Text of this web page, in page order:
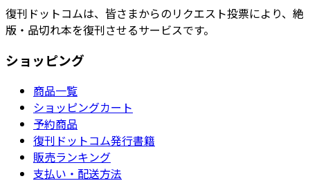
復刊ドットコムは、皆さまからのリクエスト投票により、絶
版・品切れ本を復刊させるサービスです。
ショッピング
商品一覧
ショッピングカート
予約商品
復刊ドットコム発行書籍
販売ランキング
支払い・配送方法